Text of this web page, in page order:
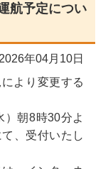
航予定につい
2026年04月10日
より変更する
）朝8時30分よ
、受付いたし